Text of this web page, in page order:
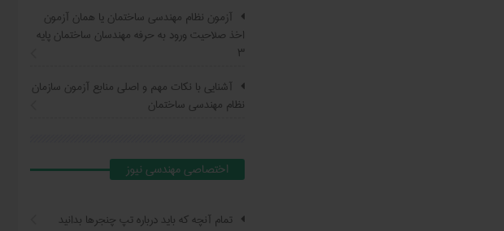
آزمون نظام مهندسی ساختمان یا همان آزمون
اخذ صلاحیت ورود به حرفه مهندسان ساختمان پایه
۳
آشنایی با نکات مهم و اصلی منابع آزمون سازمان
نظام مهندسی ساختمان
اختصاصي مهندسي نيوز
تمام آنچه که باید درباره تپ چنجرها بدانید